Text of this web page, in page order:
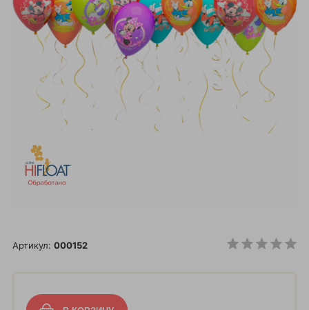
Артикул: 000152